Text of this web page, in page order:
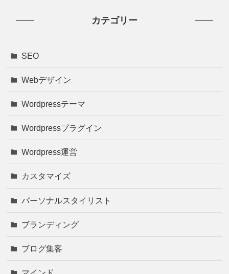
カテゴリー
SEO
Webデザイン
Wordpressテーマ
Wordpressプラグイン
Wordpress運営
カスタマイズ
パーソナルスタイリスト
ブランディング
ブログ集客